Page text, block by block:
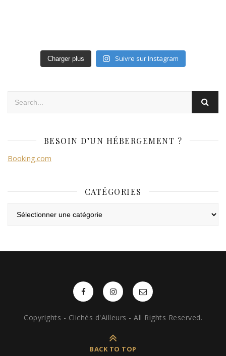
Charger plus Suivre sur Instagram
BESOIN D’UN HÉBERGEMENT ?
Booking.com
CATÉGORIES
Copyrights - Clichés d'Ailleurs - All Rights Reserved.
BACK TO TOP